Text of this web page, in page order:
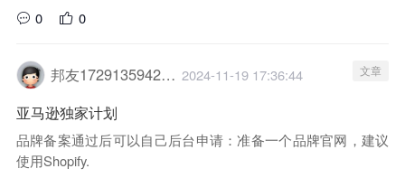
0
0
邦友1729135942029 2024-11-19 17:36:44 文章
亚马逊独家计划
品牌备案通过后可以自己后台申请：准备一个品牌官网，建议
使用Shopify.